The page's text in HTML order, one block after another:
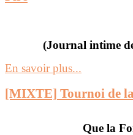
(Journal intime
En savoir plus...
[MIXTE] Tournoi de
Que la